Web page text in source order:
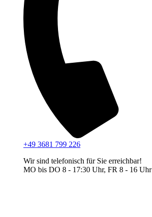
+49 3681 799 226
Wir sind telefonisch für Sie erreichbar!
MO bis DO 8 - 17:30 Uhr, FR 8 - 16 Uhr